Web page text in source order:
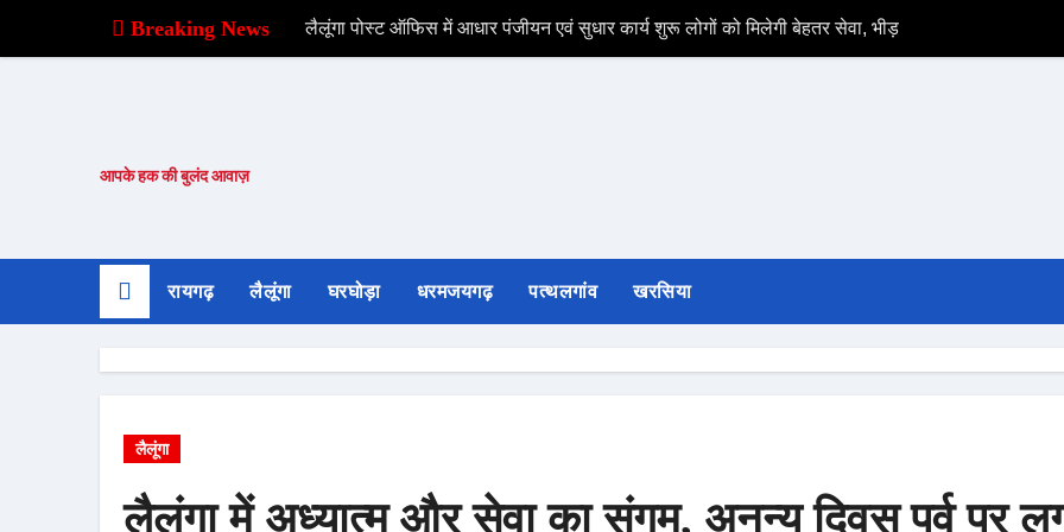
Breaking News लैलूंगा पोस्ट ऑफिस में आधार पंजीयन एवं सुधार कार्य शुरू लोगों को मिलेगी बेहतर सेवा, भीड़ से राहत एवं अवैध उगाही
*सड़क दुर्घटना के
आपके हक की बुलंद आवाज़
रायगढ़ लैलूंगा घरघोड़ा धरमजयगढ़ पत्थलगांव खरसिया
लैलूंगा
लैलूंगा में अध्यात्म और सेवा का संगम, अनन्य दिवस पर्व पर